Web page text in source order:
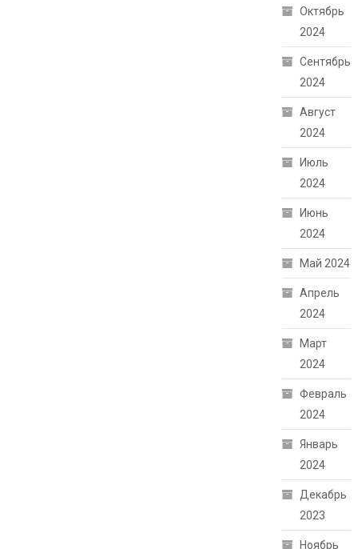
Октябрь
2024
Сентябрь
2024
Август
2024
Июль
2024
Июнь
2024
Май 2024
Апрель
2024
Март
2024
Февраль
2024
Январь
2024
Декабрь
2023
Ноябрь